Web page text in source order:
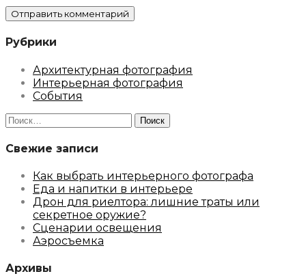
Рубрики
Архитектурная фотография
Интерьерная фотография
События
Найти:
Свежие записи
Как выбрать интерьерного фотографа
Еда и напитки в интерьере
Дрон для риелтора: лишние траты или
секретное оружие?
Сценарии освещения
Аэросъемка
Архивы